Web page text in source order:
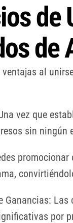
de
de
al
vez que
sin ningún
Ganancias:
por